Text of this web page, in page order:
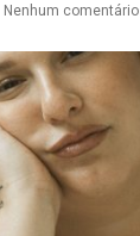
Nenhum comentário